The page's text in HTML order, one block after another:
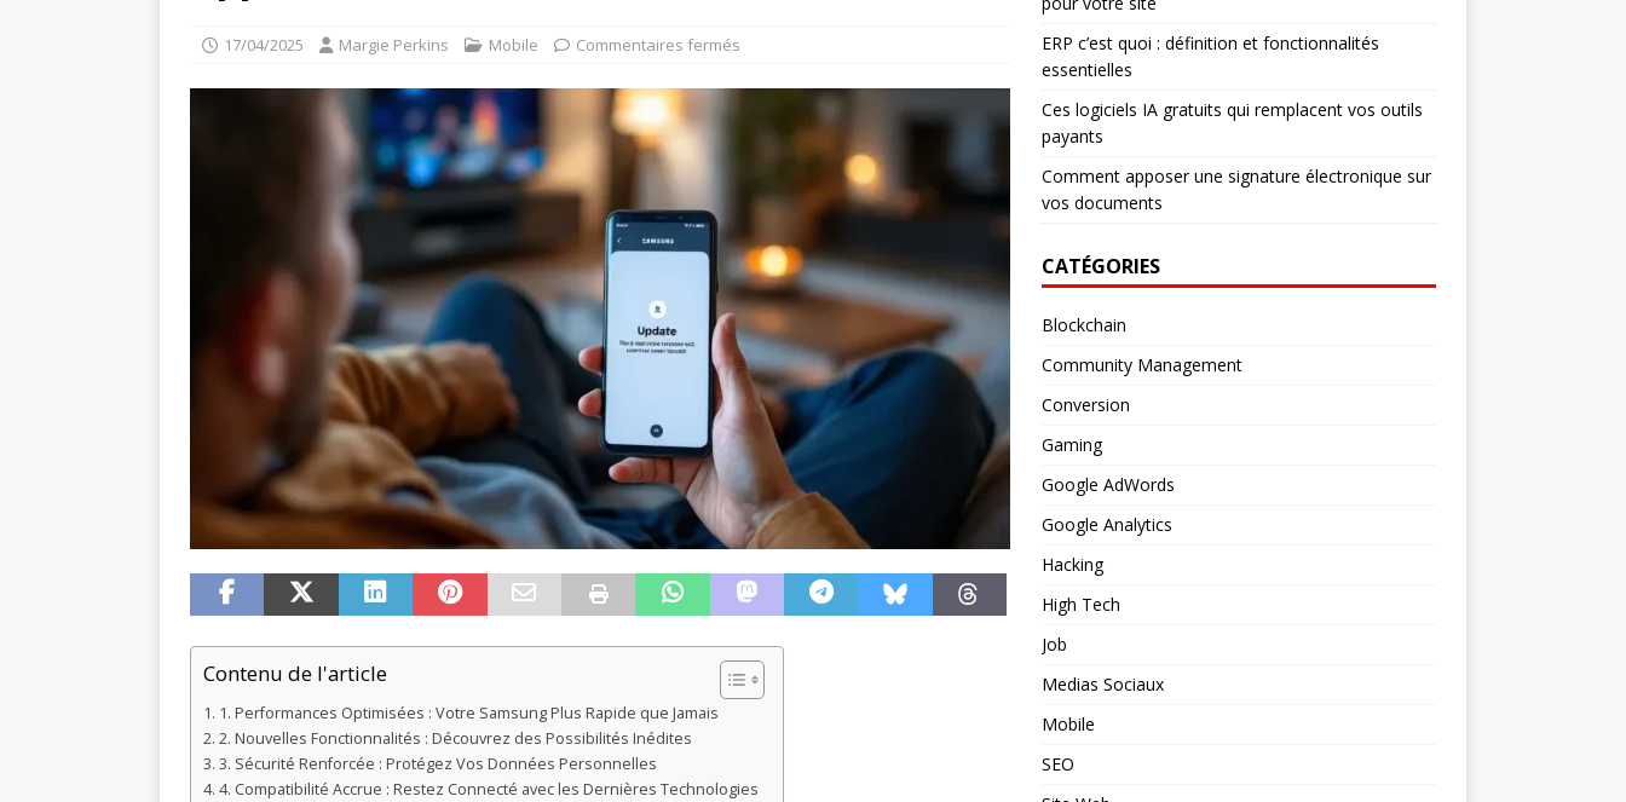
17/04/2025 Margie Perkins Mobile Commentaires fermés
Contenu de l'article
1. Performances Optimisées : Votre Samsung Plus Rapide que Jamais
2. Nouvelles Fonctionnalités : Découvrez des Possibilités Inédites
3. Sécurité Renforcée : Protégez Vos Données Personnelles
4. Compatibilité Accrue : Restez Connecté avec les Dernières Technologies
ERP c’est quoi : définition et fonctionnalités
essentielles
Ces logiciels IA gratuits qui remplacent vos outils
payants
Comment apposer une signature électronique sur
vos documents
CATÉGORIES
Blockchain
Community Management
Conversion
Gaming
Google AdWords
Google Analytics
Hacking
High Tech
Job
Medias Sociaux
Mobile
SEO